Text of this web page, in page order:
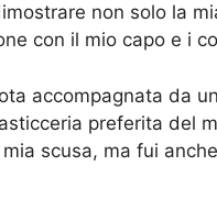
non solo la
con il mio capo e i
accompagnata da
preferita del
scusa, ma fui